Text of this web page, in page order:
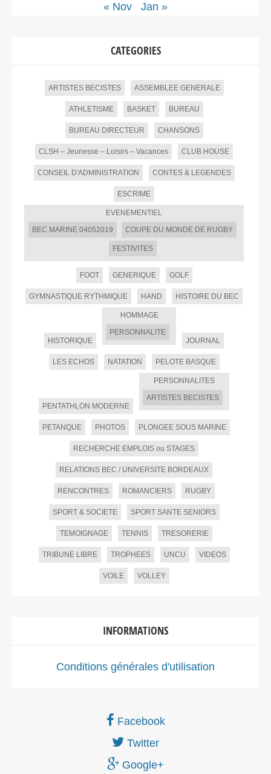
« Nov Jan »
CATEGORIES
ARTISTES BECISTES ASSEMBLEE GENERALE
ATHLETISME BASKET BUREAU
BUREAU DIRECTEUR CHANSONS
CLSH – Jeunesse – Loisirs – Vacances CLUB HOUSE
CONSEIL D'ADMINISTRATION CONTES & LEGENDES
ESCRIME
EVENEMENTIEL
BEC MARINE 04052019
COUPE DU MONDE DE RUGBY
FESTIVITES
FOOT GENERIQUE GOLF
GYMNASTIQUE RYTHMIQUE HAND HISTOIRE DU BEC
HISTORIQUE
HOMMAGE
PERSONNALITE
JOURNAL
LES ECHOS NATATION PELOTE BASQUE
PENTATHLON MODERNE
PERSONNALITES
ARTISTES BECISTES
PETANQUE PHOTOS PLONGEE SOUS MARINE
RECHERCHE EMPLOIS ou STAGES
RELATIONS BEC / UNIVERSITE BORDEAUX
RENCONTRES ROMANCIERS RUGBY
SPORT & SOCIETE SPORT SANTE SENIORS
TEMOIGNAGE TENNIS TRESORERIE
TRIBUNE LIBRE TROPHEES UNCU VIDEOS
VOILE VOLLEY
INFORMATIONS
Conditions générales d'utilisation
Facebook
Twitter
Google+